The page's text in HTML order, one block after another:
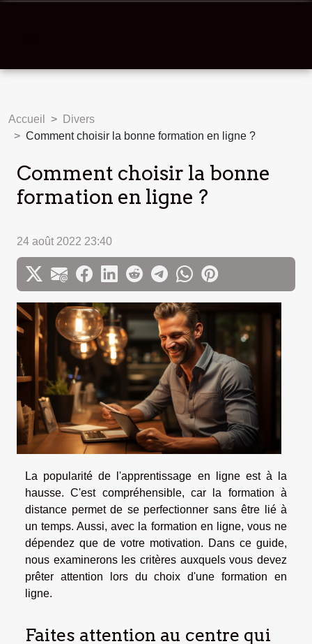
Accueil
Divers
Comment choisir la bonne formation en ligne ?
Comment choisir la bonne
formation en ligne ?
24 août 2022 23:40
La popularité de l'apprentissage en ligne est à la
hausse. C'est compréhensible, car la formation à
distance permet de se perfectionner sans être lié à
un temps. Aussi, avec la formation en ligne, vous ne
dépendez que de votre motivation. Dans ce guide,
nous examinerons les critères auxquels vous devez
prêter attention lors du choix d'une formation en
ligne.
Faites attention au centre qui